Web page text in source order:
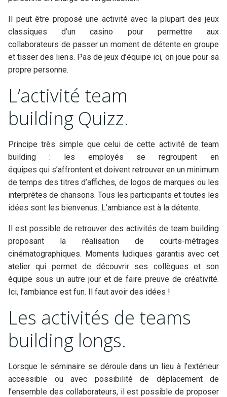
Il peut être proposé une activité avec la plupart des jeux
classiques d’un casino pour permettre aux
collaborateurs de passer un moment de détente en groupe
et tisser des liens. Pas de jeux d’équipe ici, on joue pour sa
propre personne.
L’activité team
building Quizz.
Principe très simple que celui de cette activité de team
building : les employés se regroupent en
équipes qui s’affrontent et doivent retrouver en un minimum
de temps des titres d’affiches, de logos de marques ou les
interprètes de chansons. Tous les participants et toutes les
idées sont les bienvenus. L’ambiance est à la détente.
Il est possible de retrouver des activités de team building
proposant la réalisation de courts-métrages
cinématographiques. Moments ludiques garantis avec cet
atelier qui permet de découvrir ses collègues et son
équipe sous un autre jour et de faire preuve de créativité.
Ici, l’ambiance est fun. Il faut avoir des idées !
Les activités de teams
building longs.
Lorsque le séminaire se déroule dans un lieu à l’extérieur
accessible ou avec possibilité de déplacement de
l’ensemble des collaborateurs, il est possible de proposer